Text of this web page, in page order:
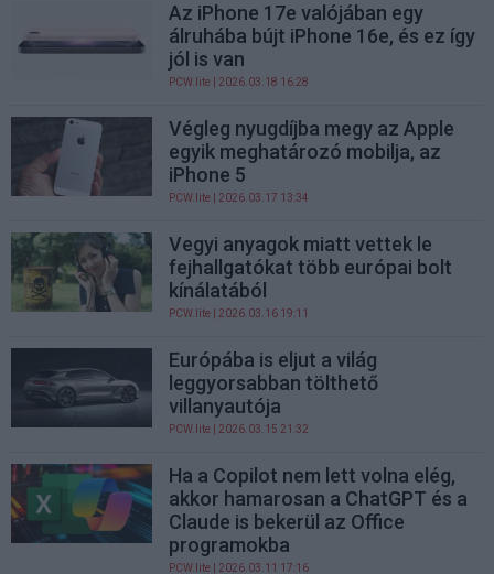
Az iPhone 17e valójában egy
álruhába bújt iPhone 16e, és ez így
jól is van
PCW.lite | 2026.03.18 16:28
Végleg nyugdíjba megy az Apple
egyik meghatározó mobilja, az
iPhone 5
PCW.lite | 2026.03.17 13:34
Vegyi anyagok miatt vettek le
fejhallgatókat több európai bolt
kínálatából
PCW.lite | 2026.03.16 19:11
Európába is eljut a világ
leggyorsabban tölthető
villanyautója
PCW.lite | 2026.03.15 21:32
Ha a Copilot nem lett volna elég,
akkor hamarosan a ChatGPT és a
Claude is bekerül az Office
programokba
PCW.lite | 2026.03.11 17:16